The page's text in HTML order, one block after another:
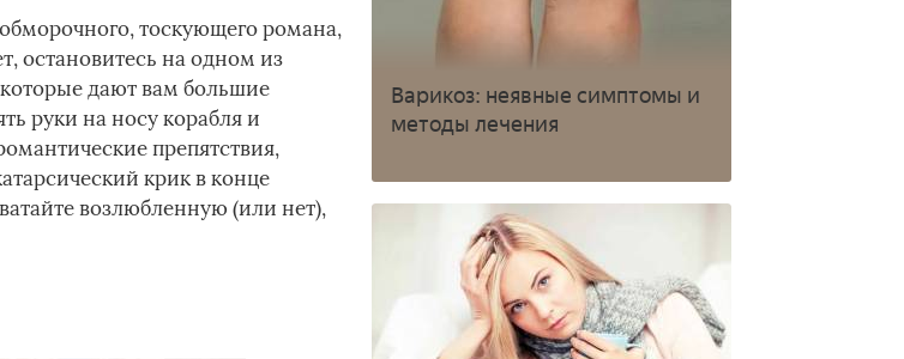
тоскующего романа,
остановитесь на одном из
дают вам большие
руки на носу корабля и
препятствия,
крик в конце
возлюбленную (или нет),
Варикоз: неявные симптомы и
методы лечения